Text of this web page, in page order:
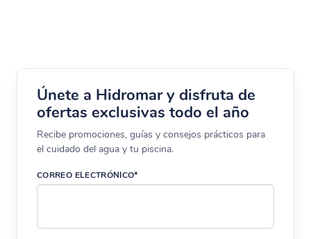
Únete a Hidromar y disfruta de
ofertas exclusivas todo el año
Recibe promociones, guías y consejos prácticos para
el cuidado del agua y tu piscina.
CORREO ELECTRÓNICO*